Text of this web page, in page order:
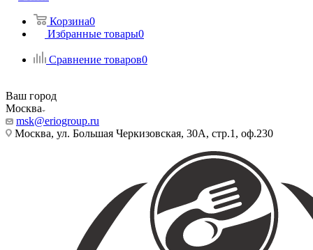
Корзина0
Избранные товары0
Сравнение товаров0
Ваш город
Москва
msk@eriogroup.ru
Москва, ул. Большая Черкизовская, 30А, стр.1, оф.230